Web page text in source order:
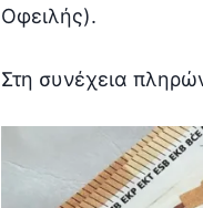
Οφειλής).
Στη συνέχεια